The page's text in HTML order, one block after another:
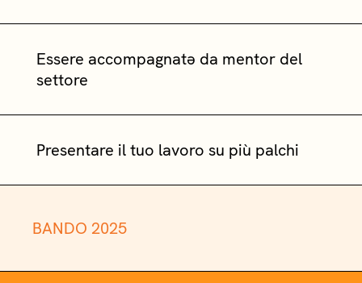
Essere accompagnatə da mentor del
settore
Presentare il tuo lavoro su più palchi
BANDO 2025